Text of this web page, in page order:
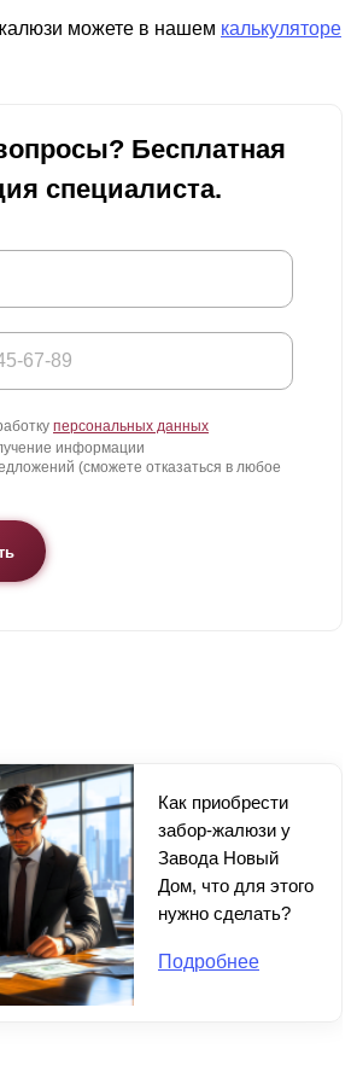
можете в нашем калькуляторе
Бесплатная
специалиста.
персональных данных
информации
(сможете отказаться в любое
Как приобрести
забор-жалюзи у
Завода Новый
Дом, что для этого
нужно сделать?
Подробнее